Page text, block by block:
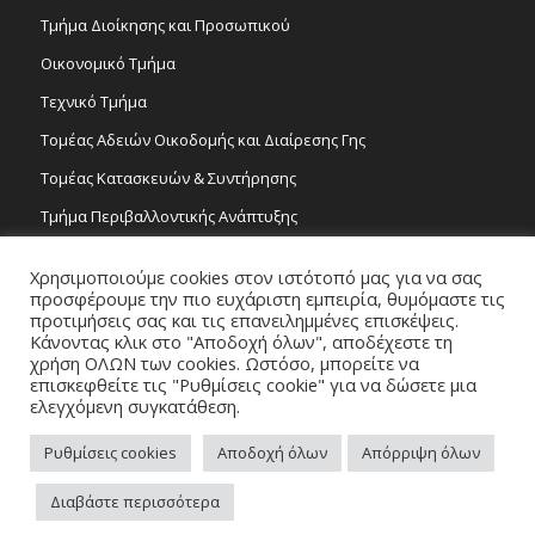
Τμήμα Διοίκησης και Προσωπικού
Οικονομικό Τμήμα
Τεχνικό Τμήμα
Τομέας Αδειών Οικοδομής και Διαίρεσης Γης
Τομέας Κατασκευών & Συντήρησης
Τμήμα Περιβαλλοντικής Ανάπτυξης
Τομέας Γραμμάτων και Τεχνών
Τροχονομία
Copyright 2026 © Δήμος Στροβόλου, All Rights Reserved. / Powered by
NETinfo Plc
Πλοηγός
Χρησιμοποιούμε cookies στον ιστότοπό μας για να σας
προσφέρουμε την πιο ευχάριστη εμπειρία, θυμόμαστε τις
προτιμήσεις σας και τις επανειλημμένες επισκέψεις.
Κάνοντας κλικ στο "Αποδοχή όλων", αποδέχεστε τη
χρήση ΟΛΩΝ των cookies. Ωστόσο, μπορείτε να
επισκεφθείτε τις "Ρυθμίσεις cookie" για να δώσετε μια
ελεγχόμενη συγκατάθεση.
Ρυθμίσεις cookies Αποδοχή όλων Απόρριψη όλων
Διαβάστε περισσότερα